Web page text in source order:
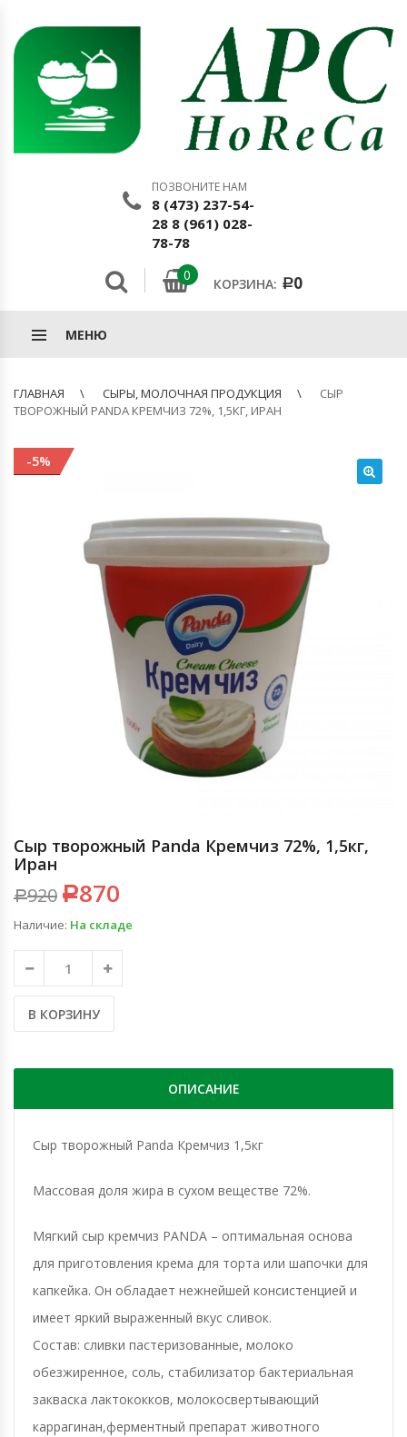
ПОЗВОНИТЕ НАМ
8 (473) 237-54-
28 8 (961) 028-
78-78
0
КОРЗИНА: Р0
МЕНЮ
ГЛАВНАЯ СЫРЫ, МОЛОЧНАЯ ПРОДУКЦИЯ
СЫР
ТВОРОЖНЫЙ PANDA КРЕМЧИЗ 72%, 1,5КГ, ИРАН
-5%
Сыр творожный Panda Кремчиз 72%, 1,5кг,
Иран
Р920 Р870
Наличие: На складе
В КОРЗИНУ
ОПИСАНИЕ
Сыр творожный Panda Кремчиз 1,5кг
Массовая доля жира в сухом веществе 72%.
Мягкий сыр кремчиз PANDA – оптимальная основа
для приготовления крема для торта или шапочки для
капкейка. Он обладает нежнейшей консистенцией и
имеет яркий выраженный вкус сливок.
Состав: сливки пастеризованные, молоко
обезжиренное, соль, стабилизатор бактериальная
закваска лактококков, молокосвертывающий
каррагинан,ферментный препарат животного